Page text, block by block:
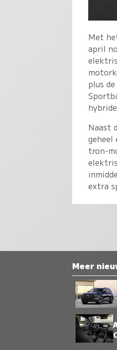
Met
april
plus
Naast
geheel
tron-
extra
Meer